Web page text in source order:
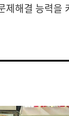
제해결 능력을